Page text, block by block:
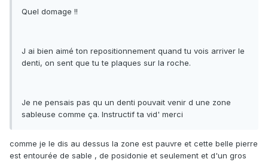
Quel domage !!
J ai bien aimé ton repositionnement quand tu vois arriver le
denti, on sent que tu te plaques sur la roche.
Je ne pensais pas qu un denti pouvait venir d une zone
sableuse comme ça. Instructif ta vid' merci
comme je le dis au dessus la zone est pauvre et cette belle pierre
est entourée de sable , de posidonie et seulement et d'un gros